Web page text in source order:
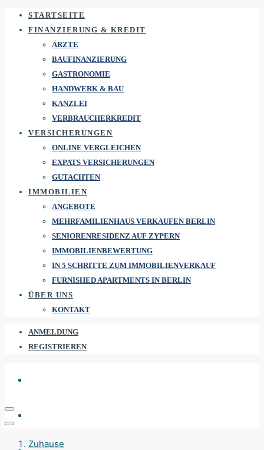
STARTSEITE
FINANZIERUNG & KREDIT
ÄRZTE
BAUFINANZIERUNG
GASTRONOMIE
HANDWERK & BAU
KANZLEI
VERBRAUCHERKREDIT
VERSICHERUNGEN
ONLINE VERGLEICHEN
EXPATS VERSICHERUNGEN
GUTACHTEN
IMMOBILIEN
ANGEBOTE
MEHRFAMILIENHAUS VERKAUFEN BERLIN
SENIORENRESIDENZ AUF ZYPERN
IMMOBILIENBEWERTUNG
IN 5 SCHRITTE ZUM IMMOBILIENVERKAUF
FURNISHED APARTMENTS IN BERLIN
ÜBER UNS
KONTAKT
ANMELDUNG
REGISTRIEREN
Zuhause